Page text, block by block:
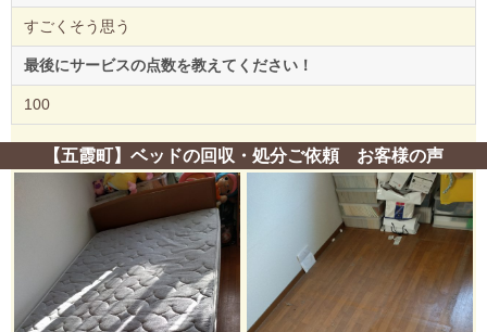
すごくそう思う
最後にサービスの点数を教えてください！
100
【五霞町】ベッドの回収・処分ご依頼 お客様の声